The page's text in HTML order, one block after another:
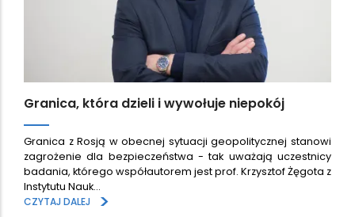
Granica, która dzieli i wywołuje niepokój
Granica z Rosją w obecnej sytuacji geopolitycznej stanowi
zagrożenie dla bezpieczeństwa - tak uważają uczestnicy
badania, którego współautorem jest prof. Krzysztof Żęgota z
Instytutu Nauk…
CZYTAJ DALEJ
>